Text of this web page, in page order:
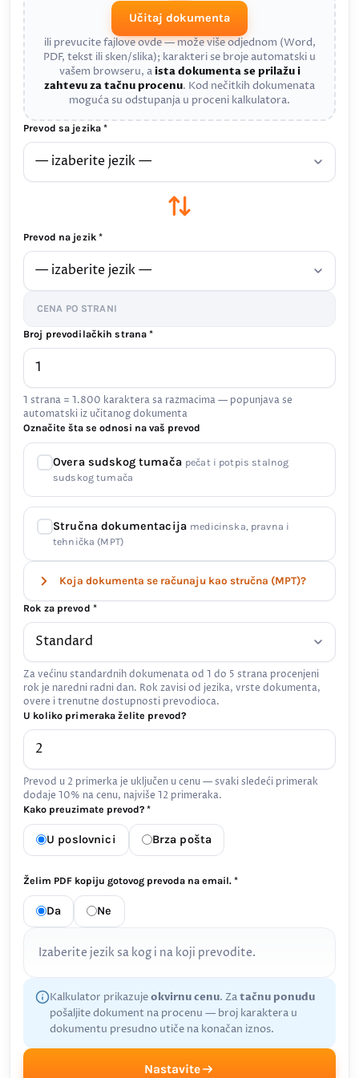
Učitaj dokumenta
ili prevucite fajlove ovde — može više odjednom (Word,
PDF, tekst ili sken/slika); karakteri se broje automatski u
vašem browseru, aista dokumenta se prilažu i
zahtevu za tačnu procenu. Kod nečitkih dokumenata
moguća su odstupanja u proceni kalkulatora.
Prevod sa jezika *
Prevod na jezik *
CENA PO STRANI
Broj prevodilačkih strana *
1 strana = 1.800 karaktera sa razmacima — popunjava se
automatski iz učitanog dokumenta
Označite šta se odnosi na vaš prevod
Overa sudskog tumača pečat i potpis stalnog
sudskog tumača
Stručna dokumentacija medicinska, pravna i
tehnička (MPT)
Koja dokumenta se računaju kao stručna (MPT)?
Rok za prevod *
Za većinu standardnih dokumenata od 1 do 5 strana procenjeni
rok je naredni radni dan. Rok zavisi od jezika, vrste dokumenta,
overe i trenutne dostupnosti prevodioca.
U koliko primeraka želite prevod?
Prevod u 2 primerka je uključen u cenu — svaki sledeći primerak
dodaje 10% na cenu, najviše 12 primeraka.
Kako preuzimate prevod? *
U poslovnici Brza pošta
Želim PDF kopiju gotovog prevoda na email. *
Da Ne
Izaberite jezik sa kog i na koji prevodite.
Kalkulator prikazujeokvirnu cenu. Zatačnu ponudu
pošaljite dokument na procenu — broj karaktera u
dokumentu presudno utiče na konačan iznos.
Nastavite